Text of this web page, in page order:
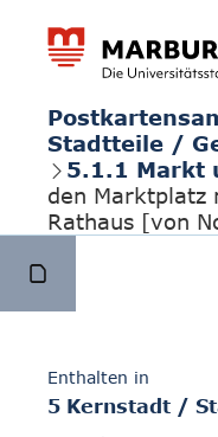
Stadtteile /
5.1.1 Markt
den Marktplatz
Rathaus [von
Enthalten in
5 Kernstadt /